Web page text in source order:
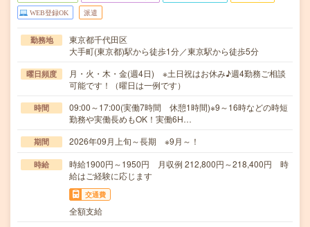
WEB登録OK 派遣
勤務地
東京都千代田区
大手町(東京都)駅から徒歩1分／東京駅から徒歩5分
曜日頻度
月・火・木・金(週4日) ※土日祝はお休み♪週4勤務ご相談
可能です！（曜日は一例です）
時間
09:00～17:00(実働7時間 休憩1時間)※9～16時などの時短
勤務や実働長めもOK！実働6H…
期間 2026年09月上旬～長期 ※9月～！
時給
時給1900円～1950円 月収例 212,800円～218,400円 時
給はご経験に応じます
交通費
全額支給